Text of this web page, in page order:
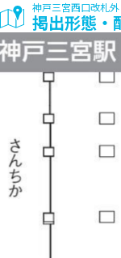
神戸三宮西口改札
掲出形態・